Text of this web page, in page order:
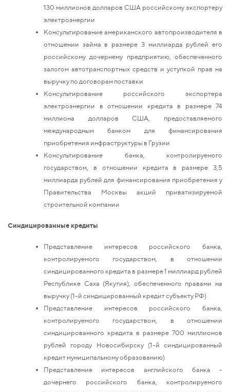
130 миллионов долларов США российскому экспортеру
электроэнергии
Консультирование американского автопроизводителя в
отношении займа в размере 3 миллиарда рублей его
российскому дочернему предприятию, обеспеченного
залогом автотранспортных средств и уступкой прав на
выручку по договорам поставки
Консультирование российского экспортера
электроэнергии в отношении кредита в размере 74
миллиона долларов США, предоставляемого
международным банком для финансирования
приобретения инфраструктуры в Грузии
Консультирование банка, контролируемого
государством, в отношении кредита в размере 3,5
миллиарда рублей для финансирования приобретения у
Правительства Москвы акций приватизируемой
строительной компании
Синдицированные кредиты
Представление интересов российского банка,
контролируемого государством, в отношении
синдицированного кредита в размере 1 миллиард рублей
Республике Саха (Якутия), обеспеченного правами на
выручку (1-й синдицированный кредит субъекту РФ)
Представление интересов российского банка,
контролируемого государством, в отношении
синдицированного кредита в размере 700 миллионов
рублей городу Новосибирску (1-й синдицированный
кредит муниципальному образованию)
Представление интересов английского банка -
дочернего российского банка, контролируемого